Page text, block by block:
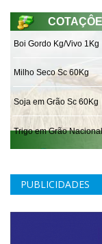
PUBLICIDADES